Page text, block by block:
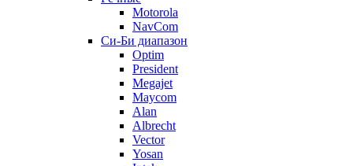
Motorola
NavCom
Си-Би диапазон
Optim
President
Megajet
Maycom
Alan
Albrecht
Vector
Yosan